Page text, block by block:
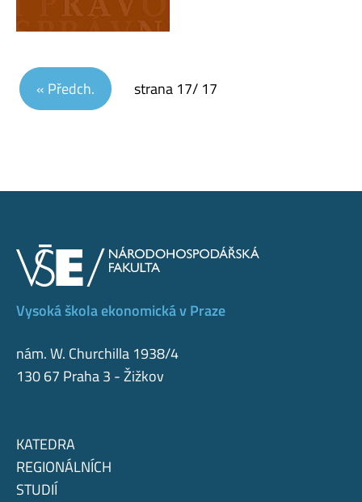
Navigace pro příspěvky
« Předch. strana 17/ 17
Vysoká škola ekonomická v Praze
nám. W. Churchilla 1938/4
130 67 Praha 3 - Žižkov
KATEDRA
REGIONÁLNÍCH
STUDIÍ